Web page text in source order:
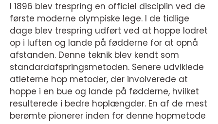
I 1896 blev trespring en officiel disciplin ved de
første moderne olympiske lege. I de tidlige
dage blev trespring udført ved at hoppe lodret
op i luften og lande på fødderne for at opnå
afstanden. Denne teknik blev kendt som
standardafspringsmetoden. Senere udviklede
atleterne hop metoder, der involverede at
hoppe i en bue og lande på fødderne, hvilket
resulterede i bedre hoplængder. En af de mest
berømte pionerer inden for denne hopmetode